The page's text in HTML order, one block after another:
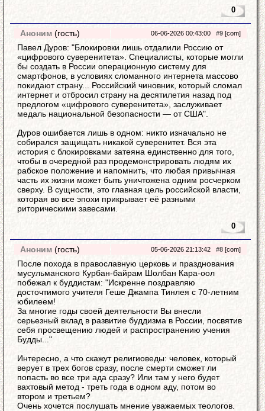
0
Аноним (гость) 06-06-2026 00:43:00 #9 [com]
Павел Дуров: "Блокировки лишь отдалили Россию от
«цифрового суверенитета». Специалисты, которые могли
бы создать в России операционную систему для
смартфонов, в условиях сломанного интернета массово
покидают страну... Российский чиновник, который сломал
интернет и отбросил страну на десятилетия назад под
предлогом «цифрового суверенитета», заслуживает
медаль национальной безопасности — от США".
Дуров ошибается лишь в одном: никто изначально не
собирался защищать никакой суверенитет. Вся эта
история с блокировками затеяна единственно для того,
чтобы в очередной раз продемонстрировать людям их
рабское положение и напомнить, что любая привычная
часть их жизни может быть уничтожена одним росчерком
сверху. В сущности, это главная цель российской власти,
которая во все эпохи прикрывает её разными
риторическими завесами.
0
Аноним (гость) 05-06-2026 21:13:42 #8 [com]
После похода в православную церковь и празднования
мусульманского Курбан-байрам Шолбан Кара-оол
побежал к буддистам: "Искренне поздравляю
досточтимого учителя Геше Джампа Тинлея с 70-летним
юбилеем!
За многие годы своей деятельности Вы внесли
серьезный вклад в развитие буддизма в России, посвятив
себя просвещению людей и распространению учения
Будды..."
Интересно, а что скажут религиоведы: человек, который
верует в трех богов сразу, после смерти сможет ли
попасть во все три ада сразу? Или там у него будет
вахтовый метод - треть года в одном аду, потом во
втором и третьем?
Очень хочется послушать мнение уважаемых теологов.